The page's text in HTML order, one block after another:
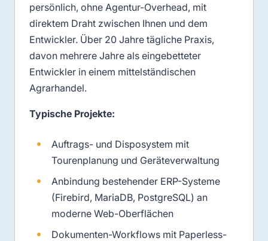
persönlich, ohne Agentur-Overhead, mit
direktem Draht zwischen Ihnen und dem
Entwickler. Über 20 Jahre tägliche Praxis,
davon mehrere Jahre als eingebetteter
Entwickler in einem mittelständischen
Agrarhandel.
Typische Projekte:
Auftrags- und Disposystem mit
Tourenplanung und Geräteverwaltung
Anbindung bestehender ERP-Systeme
(Firebird, MariaDB, PostgreSQL) an
moderne Web-Oberflächen
Dokumenten-Workflows mit Paperless-